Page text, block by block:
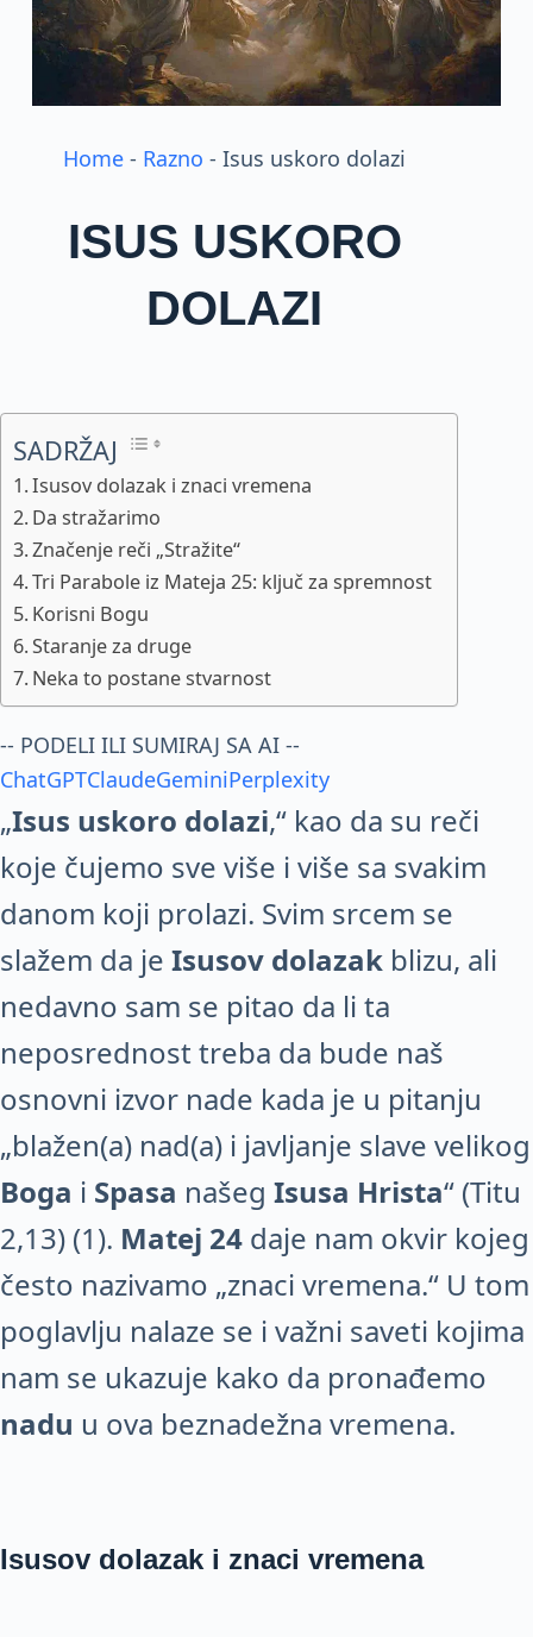
Home - Razno -Isus uskoro dolazi
ISUS USKORO
DOLAZI
SADRŽAJ
Isusov dolazak i znaci vremena
Da stražarimo
Značenje reči „Stražite“
Tri Parabole iz Mateja 25: ključ za spremnost
Korisni Bogu
Staranje za druge
Neka to postane stvarnost
-- PODELI ILI SUMIRAJ SA AI --
ChatGPTClaudeGeminiPerplexity
„Isus uskoro dolazi,“ kao da su reči
koje čujemo sve više i više sa svakim
danom koji prolazi. Svim srcem se
slažem da je Isusov dolazak blizu, ali
nedavno sam se pitao da li ta
neposrednost treba da bude naš
osnovni izvor nade kada je u pitanju
„blažen(a) nad(a) i javljanje slave velikog
Boga i Spasa našeg Isusa Hrista“ (Titu
2,13) (1). Matej 24 daje nam okvir kojeg
često nazivamo „znaci vremena.“ U tom
poglavlju nalaze se i važni saveti kojima
nam se ukazuje kako da pronađemo
nadu u ova beznadežna vremena.
Isusov dolazak i znaci vremena